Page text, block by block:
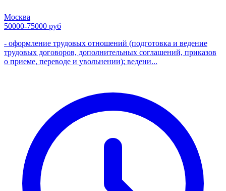
Москва
50000-75000 руб
- оформление трудовых отношений (подготовка и ведение
трудовых договоров, дополнительных соглашений, приказов
о приеме, переводе и увольнении); ведени...